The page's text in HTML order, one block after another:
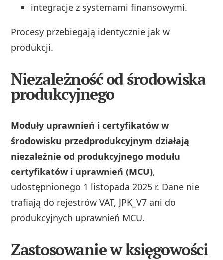
integracje z systemami finansowymi.
Procesy przebiegają identycznie jak w
produkcji.
Niezależność od środowiska
produkcyjnego
Moduły uprawnień i certyfikatów w
środowisku przedprodukcyjnym działają
niezależnie od produkcyjnego modułu
certyfikatów i uprawnień (MCU),
udostępnionego 1 listopada 2025 r. Dane nie
trafiają do rejestrów VAT, JPK_V7 ani do
produkcyjnych uprawnień MCU.
Zastosowanie w księgowości